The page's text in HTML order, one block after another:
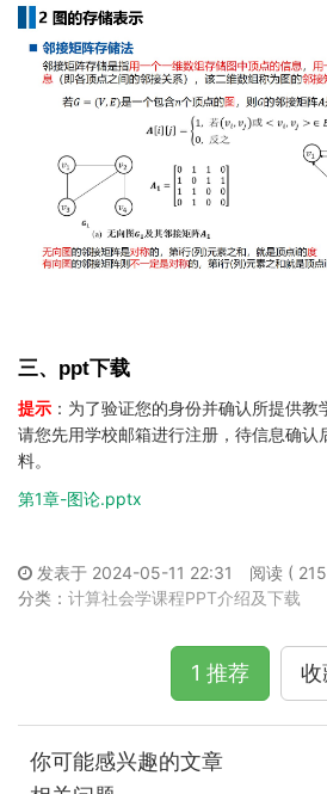
三、ppt下载
提示 ：为了验证您的身份并确认所提供教
请您先用学校邮箱进行注册，待信息确认
料。
第1章-图论.pptx
发表于 2024-05-11 22:31
阅读 (
分类： 计算社会学课程PPT介绍及下载
1 推荐 收
你可能感兴趣的文章